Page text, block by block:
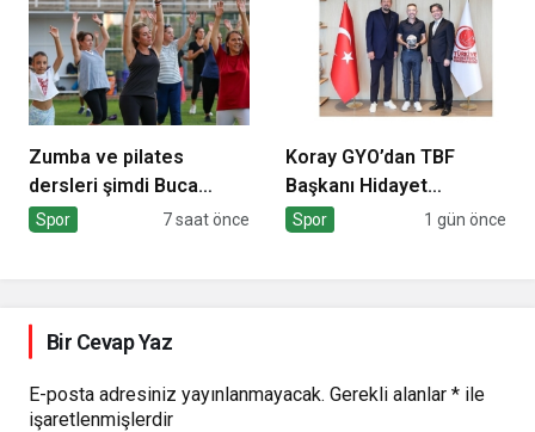
Zumba ve pilates
dersleri şimdi Buca
Arena Stadı’nda
Spor 7 saat önce
Koray GYO’dan TBF
Başkanı Hidayet
Türkoğlu’na ziyaret
Spor 1 gün önce
Bir Cevap Yaz
E-posta adresiniz yayınlanmayacak. Gerekli alanlar * ile
işaretlenmişlerdir